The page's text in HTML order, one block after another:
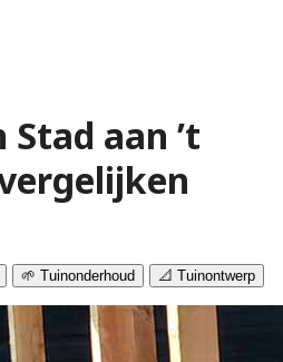
aan ’t
🌱 Tuinonderhoud 📐 Tuinontwerp